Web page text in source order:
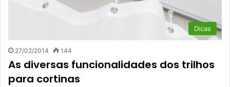
Dicas
27/02/2014 144
As diversas funcionalidades dos trilhos
para cortinas